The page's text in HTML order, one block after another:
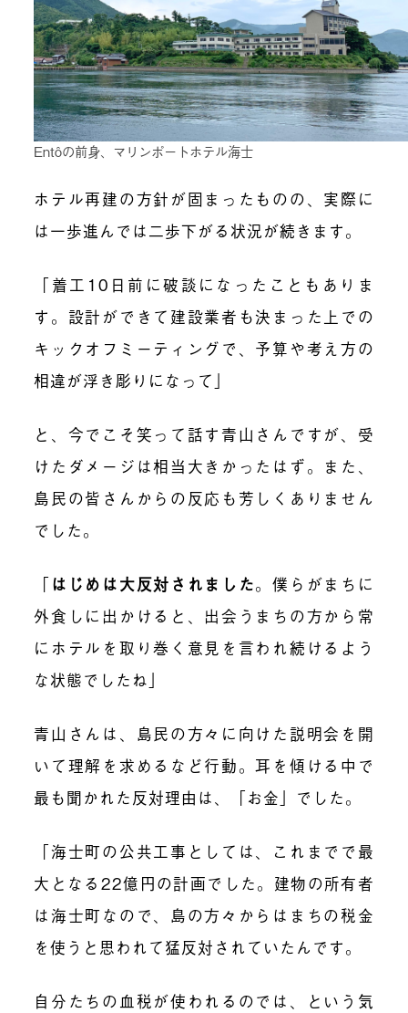
Entôの前身、マリンポートホテル海士
ホテル再建の方針が固まったものの、実際に
は一歩進んでは二歩下がる状況が続きます。
「着工10日前に破談になったこともありま
す。設計ができて建設業者も決まった上での
キックオフミーティングで、予算や考え方の
相違が浮き彫りになって」
と、今でこそ笑って話す青山さんですが、受
けたダメージは相当大きかったはず。また、
島民の皆さんからの反応も芳しくありません
でした。
「 はじめは大反対されました。僕らがまちに
外食しに出かけると、出会うまちの方から常
にホテルを取り巻く意見を言われ続けるよう
な状態でしたね」
青山さんは、 島民の方々に向けた説明会を開
いて理解を求めるなど行動。耳を傾ける中で
最も聞かれた反対理由は、「お金」でした。
「海士町の公共工事としては、これまでで最
大となる22億円の計画でした。建物の所有者
は海士町なので、島の方々からはまちの税金
を使うと思われて猛反対されていたんです。
自分たちの血税が使われるのでは、という気